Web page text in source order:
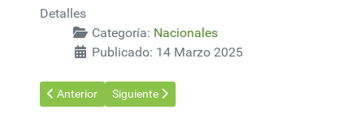
Detalles
Categoría: Nacionales
Publicado: 14 Marzo 2025
Artículo anterior: Expoactiva Nacional de Soriano: aprestos
Anterior Artículo siguiente: Orsi: Inversiones en
Siguiente